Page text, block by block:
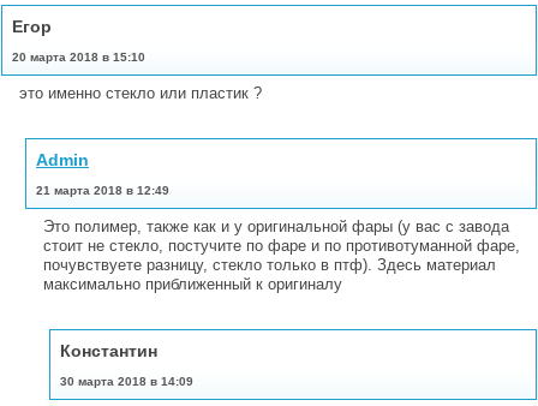
Егор
20 марта 2018 в 15:10
это именно стекло или пластик ?
Admin
21 марта 2018 в 12:49
Это полимер, также как и у оригинальной фары (у вас с завода
стоит не стекло, постучите по фаре и по противотуманной фаре,
почувствуете разницу, стекло только в птф). Здесь материал
максимально приближенный к оригиналу
Константин
30 марта 2018 в 14:09